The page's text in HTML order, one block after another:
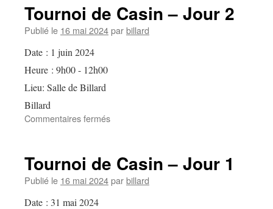
Le
Billard
Tournoi de Casin – Jour 2
Publié le 16 mai 2024parbillard
Date : 1 juin 2024
Heure : 9h00 - 12h00
Lieu: Salle de Billard
Billard
Commentaires ferméssur
–
Jour
Tournoi de Casin – Jour 1
Publié le 16 mai 2024parbillard
Date : 31 mai 2024